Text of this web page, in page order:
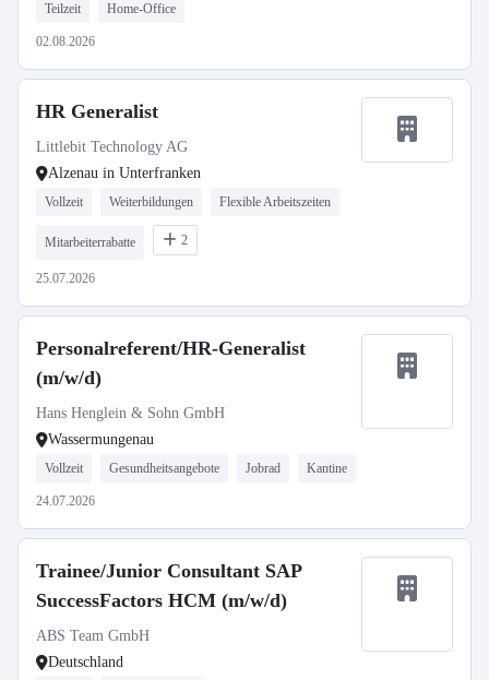
Teilzeit Home-Office
02.08.2026
HR Generalist
Littlebit Technology AG
Alzenau in Unterfranken
Vollzeit Weiterbildungen Flexible Arbeitszeiten
Mitarbeiterrabatte 2
25.07.2026
Personalreferent/HR-Generalist
(m/w/d)
Hans Henglein & Sohn GmbH
Wassermungenau
Vollzeit Gesundheitsangebote Jobrad Kantine
24.07.2026
Trainee/Junior Consultant SAP
SuccessFactors HCM (m/w/d)
ABS Team GmbH
Deutschland